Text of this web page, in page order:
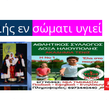
εν σώματι υγιεί